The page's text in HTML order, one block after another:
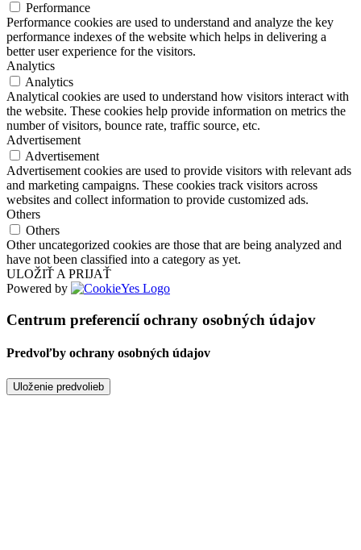
Performance
Performance cookies are used to understand and analyze the key
performance indexes of the website which helps in delivering a
better user experience for the visitors.
Analytics
Analytics
Analytical cookies are used to understand how visitors interact with
the website. These cookies help provide information on metrics the
number of visitors, bounce rate, traffic source, etc.
Advertisement
Advertisement
Advertisement cookies are used to provide visitors with relevant ads
and marketing campaigns. These cookies track visitors across
websites and collect information to provide customized ads.
Others
Others
Other uncategorized cookies are those that are being analyzed and
have not been classified into a category as yet.
ULOŽIŤ A PRIJAŤ
Powered by
Centrum preferencií ochrany osobných údajov
Predvoľby ochrany osobných údajov